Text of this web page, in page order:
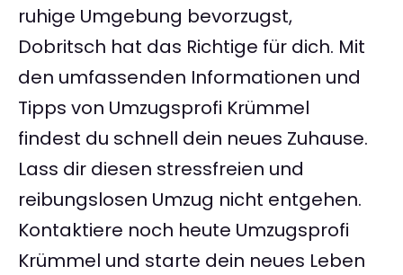
ruhige Umgebung bevorzugst,
Dobritsch hat das Richtige für dich. Mit
den umfassenden Informationen und
Tipps von Umzugsprofi Krümmel
findest du schnell dein neues Zuhause.
Lass dir diesen stressfreien und
reibungslosen Umzug nicht entgehen.
Kontaktiere noch heute Umzugsprofi
Krümmel und starte dein neues Leben